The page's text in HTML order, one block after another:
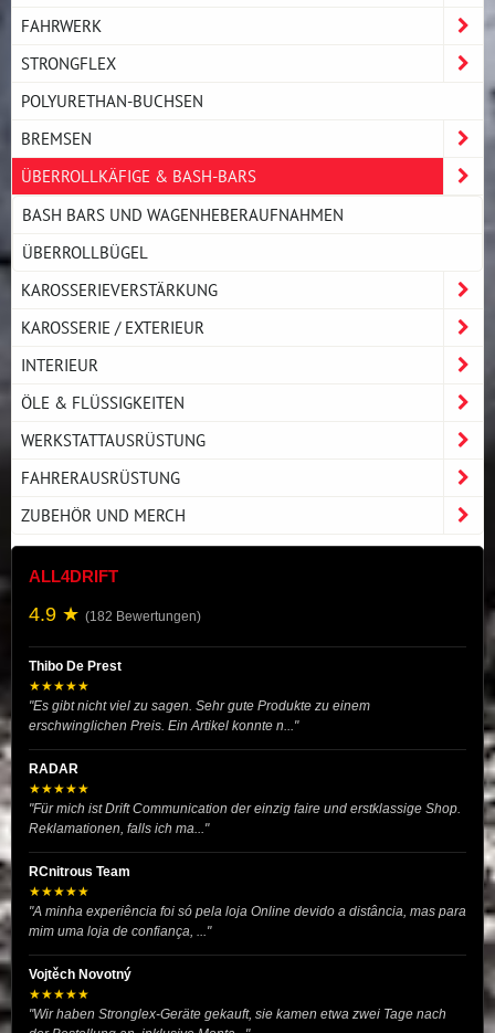
FAHRWERK
STRONGFLEX
POLYURETHAN-BUCHSEN
BREMSEN
ÜBERROLLKÄFIGE & BASH-BARS
BASH BARS UND WAGENHEBERAUFNAHMEN
ÜBERROLLBÜGEL
KAROSSERIEVERSTÄRKUNG
KAROSSERIE / EXTERIEUR
INTERIEUR
ÖLE & FLÜSSIGKEITEN
WERKSTATTAUSRÜSTUNG
FAHRERAUSRÜSTUNG
ZUBEHÖR UND MERCH
ALL4DRIFT
4.9 ★ (182 Bewertungen)
Thibo De Prest
★★★★★
"Es gibt nicht viel zu sagen. Sehr gute Produkte zu einem
erschwinglichen Preis. Ein Artikel konnte n..."
RADAR
★★★★★
"Für mich ist Drift Communication der einzig faire und erstklassige Shop.
Reklamationen, falls ich ma..."
RCnitrous Team
★★★★★
"A minha experiência foi só pela loja Online devido a distância, mas para
mim uma loja de confiança, ..."
Vojtěch Novotný
★★★★★
"Wir haben Stronglex-Geräte gekauft, sie kamen etwa zwei Tage nach